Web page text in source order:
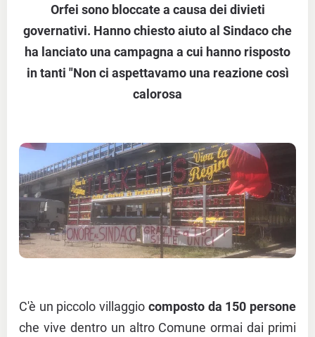
Orfei sono bloccate a causa dei divieti
governativi. Hanno chiesto aiuto al Sindaco che
ha lanciato una campagna a cui hanno risposto
in tanti "Non ci aspettavamo una reazione così
calorosa
C'è un piccolo villaggio composto da 150 persone
che vive dentro un altro Comune ormai dai primi